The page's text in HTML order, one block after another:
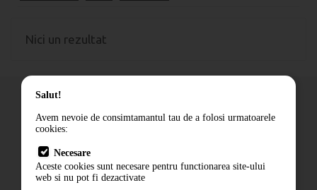
Nici un rezultat
Cum comand
Livrare
Contact
Salut!
Avem nevoie de consimtamantul tau de a folosi urmatoarele
cookies:
Necesare
Aceste cookies sunt necesare pentru functionarea site-ului
web si nu pot fi dezactivate